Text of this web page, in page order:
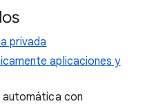
privada
aplicaciones y
automática con